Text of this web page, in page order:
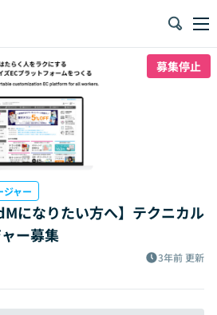
募集停止
ジャー
になりたい方へ】テクニカル
ー募集
3年前 更新